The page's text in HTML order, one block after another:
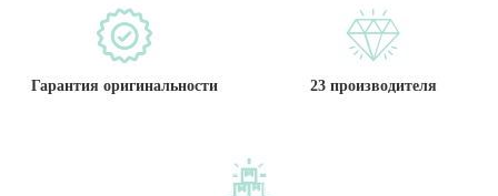
Гарантия оригинальности 23 производителя